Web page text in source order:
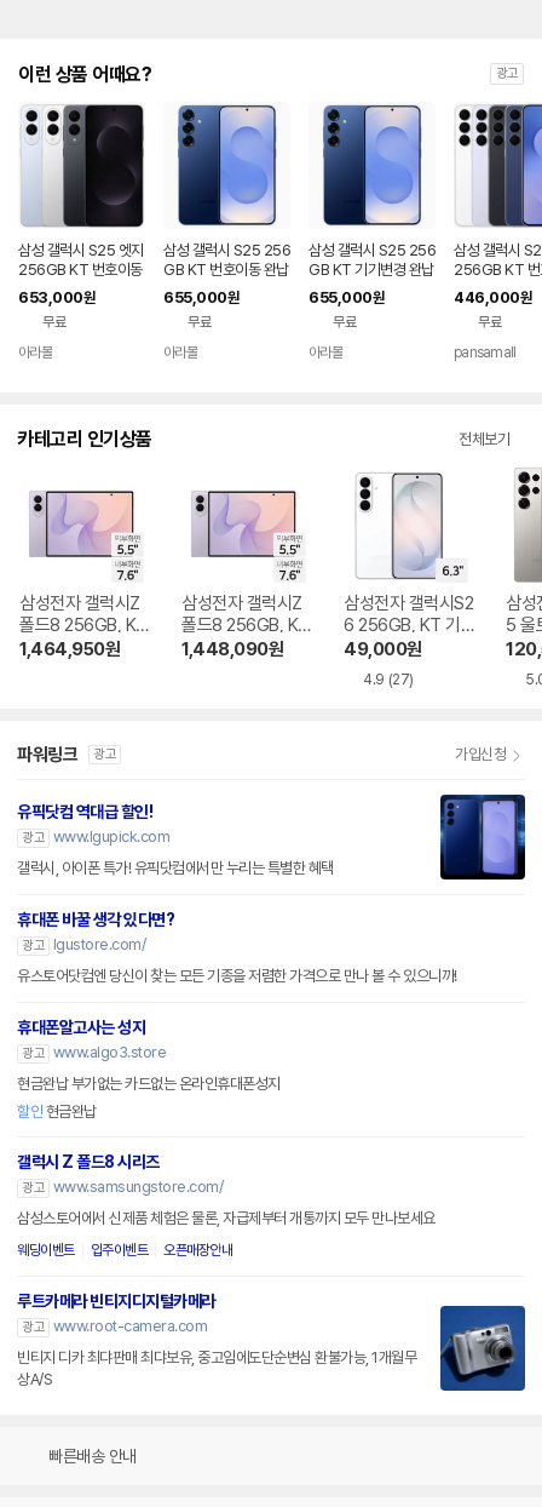
는
대
략
적
인
안
내
를
나
는
다.
이런 상품 어때요? 광고
삼성 갤럭시 S25 엣지
256GB KT 번호이동
완납 80요금제
653,000원
무료
아라몰
삼성 갤럭시 S25 256
GB KT 번호이동 완납
80요금제
655,000원
무료
아라몰
삼성 갤럭시 S25 256
GB KT 기기변경 완납
655,000원
무료
아라몰
삼성 갤럭시
256GB KT 번
공시지원 완납
446,000원
무료
pansamall
카테고리 인기상품 전체보기
삼성전자 갤럭시Z
폴드8 256GB, KT
기기변경 완납
1,464,950원
삼성전자 갤럭시Z
폴드8 256GB, KT
번호이동 완납
1,448,090원
삼성전자 갤럭시S2
6 256GB, KT 기기
변경 완납
49,000원
4.9 (27)
삼성
5 울
KT
파워링크 광고 가입신청
유픽닷컴 역대급 할인!
광고 www.lgupick.com
갤럭시, 아이폰 특가! 유픽닷컴에서만 누리는 특별한 혜택
휴대폰 바꿀 생각 있다면?
광고
lgustore.com/
유스토어닷컴엔 당신이 찾는 모든 기종을 저렴한 가격으로 만나 볼 수 있으니까!
휴대폰알고사는 성지
광고 www.algo3.store
현금완납 부가없는 카드없는 온라인휴대폰성지
할인 현금완납
갤럭시 Z 폴드8 시리즈
광고 www.samsungstore.com/
삼성스토어에서 신제품 체험은 물론, 자급제부터 개통까지 모두 만나보세요
웨딩이벤트 입주이벤트 오픈매장안내
루트카메라 빈티지디지털카메라
광고 www.root-camera.com
빈티지 디카 최댜판매 최댜보유, 중고임에도단순변심 환불가능, 1개월무
상A/S
빠른배송 안내